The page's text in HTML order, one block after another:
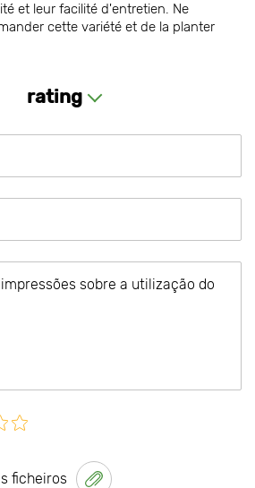
et leur facilité d'entretien. Ne
cette variété et de la planter
rating
ficheiros